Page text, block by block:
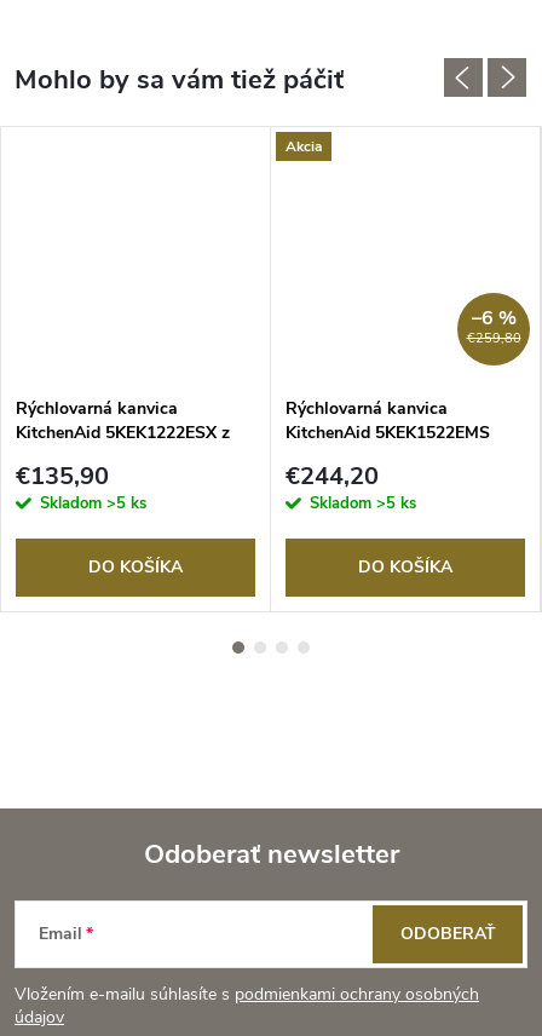
Rýchlovarná kanvica
KitchenAid 5KEK1222ESX z
€135,90
Skladom >5 ks
DO KOŠÍKA
Akcia
€259,80
–6 %
Rýchlovarná kanvica
KitchenAid 5KEK1522EMS
€244,20
Skladom >5 ks
DO KOŠÍKA
Z
á
Odoberať newsletter
Email
Vložením e-mailu súhlasíte s podmienkami ochrany osobných
údajov
ODOBERAŤ